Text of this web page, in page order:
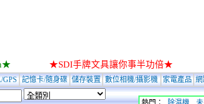
★SDI手牌文具讓你事半功倍★
GPS 記憶卡/隨身碟 儲存裝置 數位相機/攝影機 家電產品 網